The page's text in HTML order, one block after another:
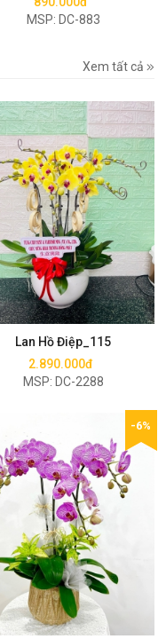
MSP: DC-883
Xem tất cả
Lan Hồ Điệp_115
2.890.000đ
MSP: DC-2288
Mua ngay
-6%
Mua ngay